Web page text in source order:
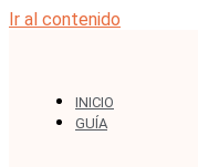
Ir al contenido
INICIO
GUÍA